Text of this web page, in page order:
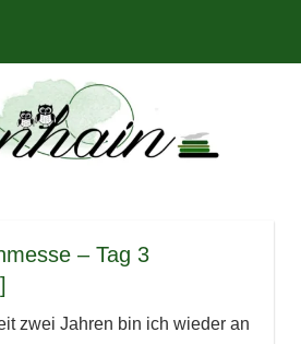
– Tag 3
zwei Jahren bin ich wieder an